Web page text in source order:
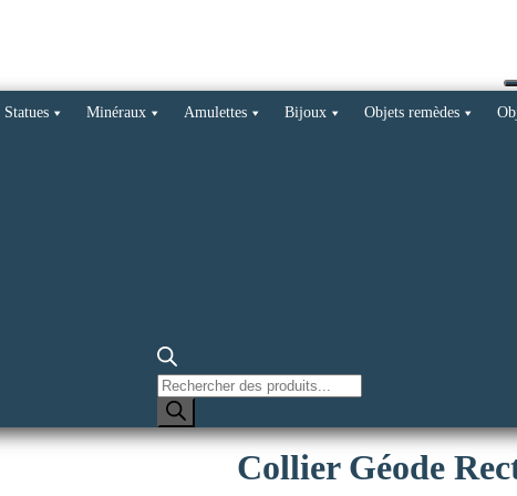
Statues Minéraux Amulettes Bijoux Objets remèdes
Recherche
de
produits
Collier Géode